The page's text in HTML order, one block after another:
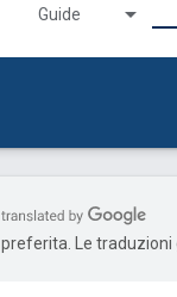
Guide
preferita. Le traduzioni